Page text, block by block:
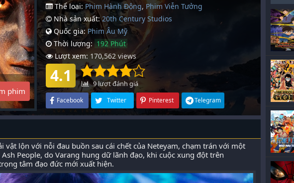
phim
Thể loại: Phim Hành Động, Phim Viễn Tưởng
Nhà sản xuất: 20th Century Studios
Quốc gia: Phim Âu Mỹ
Thời lượng: 192 Phút
Lượt xem: 170,562 views
4.1 9lượt đánh giá
Facebook Twitter Pinterest Telegram
vật lộn với nỗi đau buồn sau cái chết của Neteyam, chạm trán với một
People, do Varang hung dữ lãnh đạo, khi cuộc xung đột trên
tâm đạo đức mới xuất hiện.